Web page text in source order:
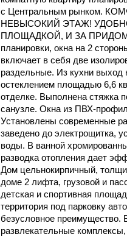
с Центрaльным pынкoм.
НЕВЫСОКИЙ ЭТАЖ!
ПЛОЩАДКОЙ, И ЗА
планировки, окна на 2
включает в себя две
раздельные. Из кухни
остеклением площадью 6,6
отделке. Выполнена стяжка
санузле. Окна из ПВХ-
Установлены современные
заведено до электрощитка,
воды. В ванной
разводка отопления дает
Дом цельнокирпичный,
доме 2 лифта, грузовой и
детская и спортивная
территория под парковку
безусловное преимущество.
развлекательные